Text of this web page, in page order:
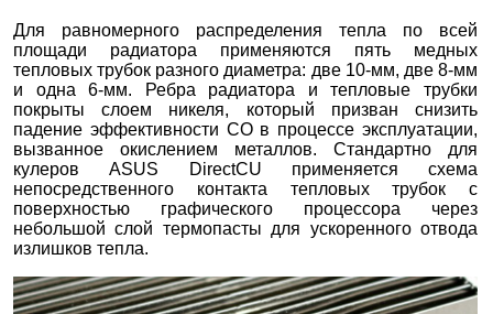
Для равномерного распределения тепла по всей
площади радиатора применяются пять медных
тепловых трубок разного диаметра: две 10-мм, две 8-мм
и одна 6-мм. Ребра радиатора и тепловые трубки
покрыты слоем никеля, который призван снизить
падение эффективности СО в процессе эксплуатации,
вызванное окислением металлов. Стандартно для
кулеров ASUS DirectCU применяется схема
непосредственного контакта тепловых трубок с
поверхностью графического процессора через
небольшой слой термопасты для ускоренного отвода
излишков тепла.